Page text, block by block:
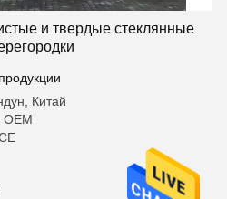
и твердые стеклянные
Китай